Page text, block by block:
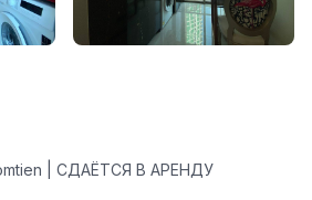
| СДАЁТСЯ В АРЕНДУ